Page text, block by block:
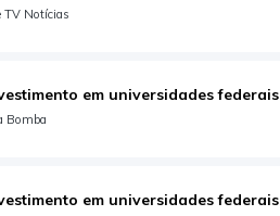
Notícias
em universidades federais
Bomba
em universidades federais